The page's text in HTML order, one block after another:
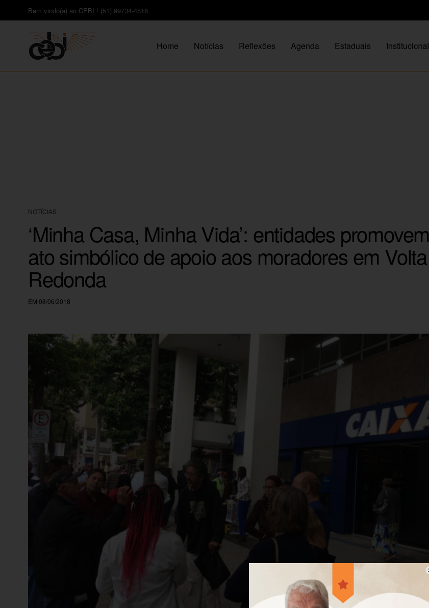
Bem vindo(a) ao CEBI ! (51) 99734-4518
Home Notícias Reflexões Agenda Estaduais Institucional
NOTÍCIAS
‘Minha Casa, Minha Vida’: entidades promovem
ato simbólico de apoio aos moradores em Volta
Redonda
EM 08/06/2018